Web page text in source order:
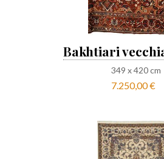
Bakhtiari
349 x420cm
7.250,00 €